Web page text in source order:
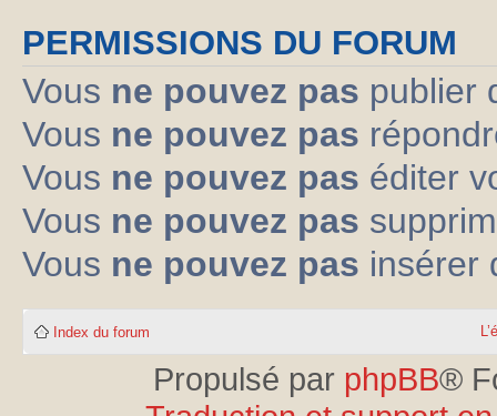
PERMISSIONS DU FORUM
Vous ne pouvez pas publier
Vous ne pouvez pas
Vous ne pouvez pas éditer
Vous ne pouvez pas
Vous ne pouvez pas insérer
Index du forum
Propulsé par phpBB®